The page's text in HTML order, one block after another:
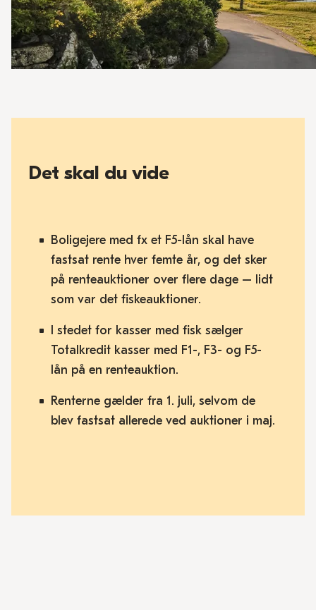
Det skal du vide
Boligejere med fx et F5-lån skal have
fastsat rente hver femte år, og det sker
på renteauktioner over flere dage – lidt
som var det fiskeauktioner.
I stedet for kasser med fisk sælger
Totalkredit kasser med F1-, F3- og F5-
lån på en renteauktion.
Renterne gælder fra 1. juli, selvom de
blev fastsat allerede ved auktioner i maj.